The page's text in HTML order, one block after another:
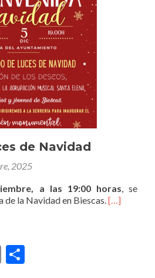
de Navidad
2025
a las 19:00 horas, se
de la Navidad en Biescas.[…]
Email